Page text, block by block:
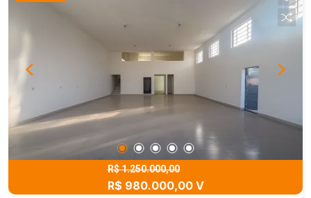
R$ 1.250.000,00
R$ 980.000,00 V